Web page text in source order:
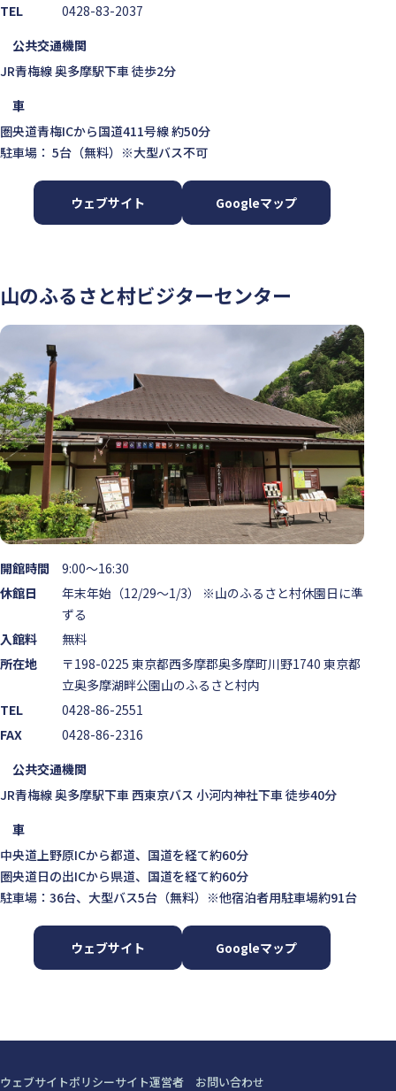
TEL
0428-83-2037
公共交通機関
JR青梅線 奥多摩駅下車 徒歩2分
車
圏央道青梅ICから国道411号線 約50分
駐車場： 5台（無料）※大型バス不可
ウェブサイト Googleマップ
山のふるさと村ビジターセンター
開館時間
9:00～16:30
休館日
年末年始（12/29～1/3） ※山のふるさと村休園日に準
ずる
入館料
無料
所在地
〒198-0225 東京都西多摩郡奥多摩町川野1740 東京都
立奥多摩湖畔公園山のふるさと村内
TEL
0428-86-2551
FAX
0428-86-2316
公共交通機関
JR青梅線 奥多摩駅下車 西東京バス 小河内神社下車 徒歩40分
車
中央道上野原ICから都道、国道を経て約60分
圏央道日の出ICから県道、国道を経て約60分
駐車場：36台、大型バス5台（無料）※他宿泊者用駐車場約91台
ウェブサイト Googleマップ
ウェブサイトポリシーサイト運営者 お問い合わせ